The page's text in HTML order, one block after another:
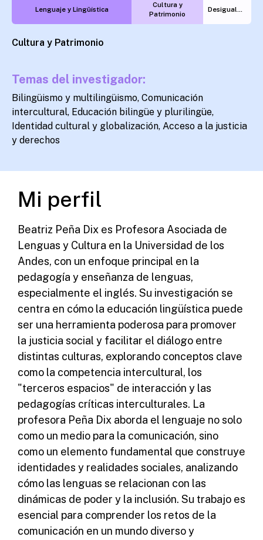
Lenguaje y Lingüística
Cultura y
Patrimonio
Desigualdades
Cultura y Patrimonio
Temas del investigador:
Bilingüismo y multilingüismo, Comunicación
intercultural, Educación bilingüe y plurilingüe,
Identidad cultural y globalización, Acceso a la justicia
y derechos
Mi perfil
Beatriz Peña Dix es Profesora Asociada de
Lenguas y Cultura en la Universidad de los
Andes, con un enfoque principal en la
pedagogía y enseñanza de lenguas,
especialmente el inglés. Su investigación se
centra en cómo la educación lingüística puede
ser una herramienta poderosa para promover
la justicia social y facilitar el diálogo entre
distintas culturas, explorando conceptos clave
como la competencia intercultural, los
"terceros espacios" de interacción y las
pedagogías críticas interculturales. La
profesora Peña Dix aborda el lenguaje no solo
como un medio para la comunicación, sino
como un elemento fundamental que construye
identidades y realidades sociales, analizando
cómo las lenguas se relacionan con las
dinámicas de poder y la inclusión. Su trabajo es
esencial para comprender los retos de la
comunicación en un mundo diverso y